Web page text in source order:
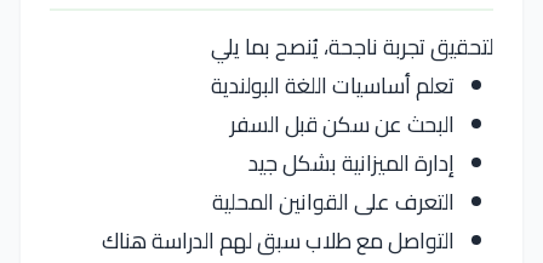
لتحقيق تجربة ناجحة، يُنصح بما يلي
تعلم أساسيات اللغة البولندية
البحث عن سكن قبل السفر
إدارة الميزانية بشكل جيد
التعرف على القوانين المحلية
التواصل مع طلاب سبق لهم الدراسة هناك